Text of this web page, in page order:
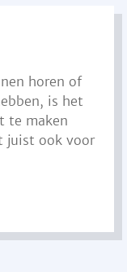
horen of
is het
te maken
juist ook voor